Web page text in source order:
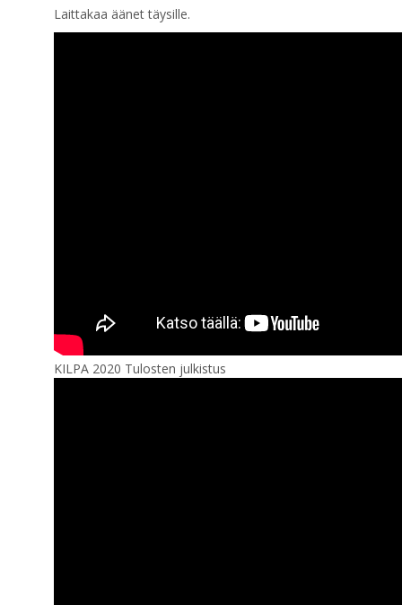
Laittakaa äänet täysille.
KILPA 2020 Tulosten julkistus